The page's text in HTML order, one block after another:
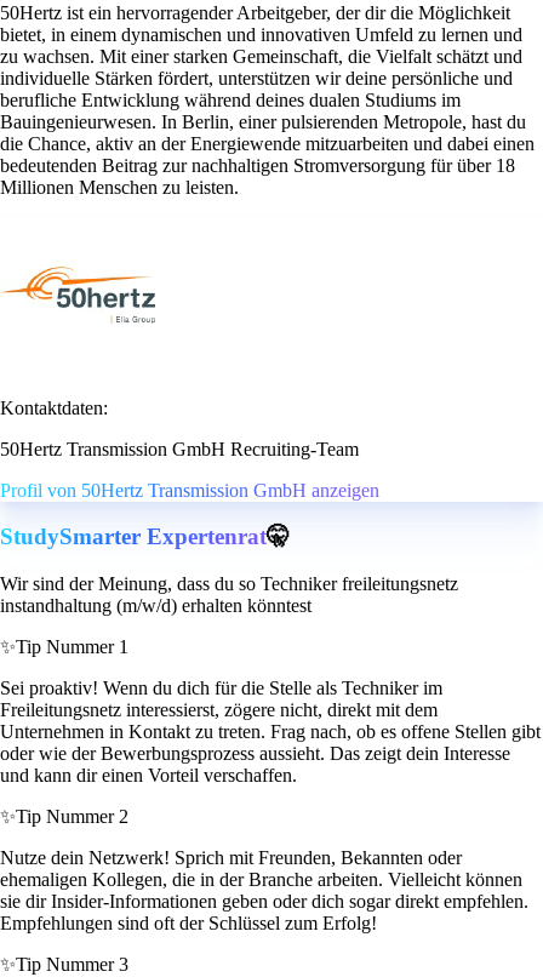
50Hertz ist ein hervorragender Arbeitgeber, der dir die Möglichkeit
bietet, in einem dynamischen und innovativen Umfeld zu lernen und
zu wachsen. Mit einer starken Gemeinschaft, die Vielfalt schätzt und
individuelle Stärken fördert, unterstützen wir deine persönliche und
berufliche Entwicklung während deines dualen Studiums im
Bauingenieurwesen. In Berlin, einer pulsierenden Metropole, hast du
die Chance, aktiv an der Energiewende mitzuarbeiten und dabei einen
bedeutenden Beitrag zur nachhaltigen Stromversorgung für über 18
Millionen Menschen zu leisten.
Kontaktdaten:
50Hertz Transmission GmbH Recruiting-Team
Profil von 50Hertz Transmission GmbH anzeigen
StudySmarter Expertenrat🤫
Wir sind der Meinung, dass du so Techniker freileitungsnetz
instandhaltung (m/w/d) erhalten könntest
✨Tip Nummer 1
Sei proaktiv! Wenn du dich für die Stelle als Techniker im
Freileitungsnetz interessierst, zögere nicht, direkt mit dem
Unternehmen in Kontakt zu treten. Frag nach, ob es offene Stellen gibt
oder wie der Bewerbungsprozess aussieht. Das zeigt dein Interesse
und kann dir einen Vorteil verschaffen.
✨Tip Nummer 2
Nutze dein Netzwerk! Sprich mit Freunden, Bekannten oder
ehemaligen Kollegen, die in der Branche arbeiten. Vielleicht können
sie dir Insider-Informationen geben oder dich sogar direkt empfehlen.
Empfehlungen sind oft der Schlüssel zum Erfolg!
✨Tip Nummer 3